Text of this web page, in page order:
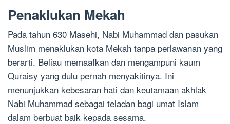
Penaklukan Mekah
Pada tahun 630 Masehi, Nabi Muhammad dan pasukan
Muslim menaklukan kota Mekah tanpa perlawanan yang
berarti. Beliau memaafkan dan mengampuni kaum
Quraisy yang dulu pernah menyakitinya. Ini
menunjukkan kebesaran hati dan keutamaan akhlak
Nabi Muhammad sebagai teladan bagi umat Islam
dalam berbuat baik kepada sesama.